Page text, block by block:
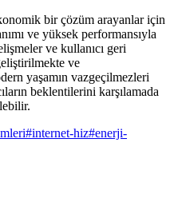
bir çözüm arayanlar için
ve yüksek performansıyla
ve kullanıcı geri
ve
yaşamın vazgeçilmezleri
beklentilerini karşılamada
#internet-hiz#enerji-